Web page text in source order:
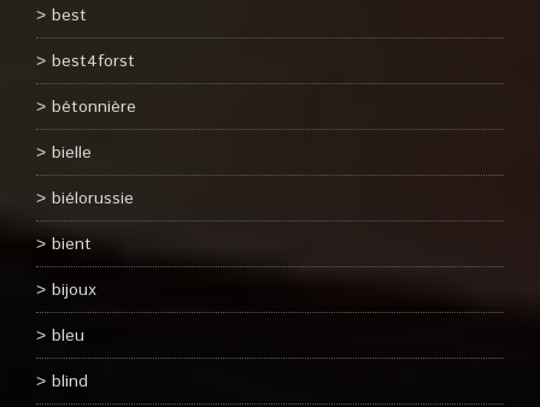
best
best4forst
bétonnière
bielle
biélorussie
bient
bijoux
bleu
blind